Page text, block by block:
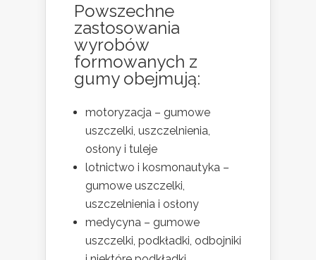
Powszechne
zastosowania
wyrobów
formowanych z
gumy obejmują:
motoryzacja – gumowe
uszczelki, uszczelnienia,
osłony i tuleje
lotnictwo i kosmonautyka –
gumowe uszczelki,
uszczelnienia i osłony
medycyna – gumowe
uszczelki, podkładki, odbojniki